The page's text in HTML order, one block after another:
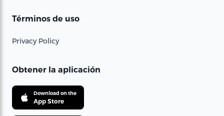
Términos de uso
Privacy Policy
Obtener la aplicación
Download on the
App Store